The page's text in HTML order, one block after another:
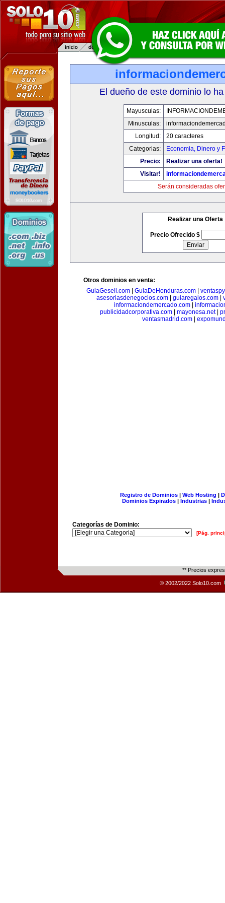
El dueño de este dominio lo
Mayusculas:
Minusculas:
Longitud:
20 caracteres
Categorias:
Economia, Dinero y
Precio:
Realizar una oferta!
Visitar!
Serán consideradas
Realizar una Oferta
Precio Ofrecido $
Otros dominios en venta:
GuiaGesell.com| GuiaDeHonduras.com|
asesoriasdenegocios.com
guiaregalos.com
informaciondemercado.com|
publicidadcorporativa.com
mayonesa.net|
ventasmadrid.com
Registro de Dominios| Web Hosting |
Dominios Expirados | Industrias |
Categorías de Dominio:
[Pág.
** Precios
© 2002/2022 Solo10.com